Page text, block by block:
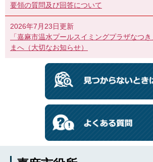
要領の質問及び回答について
2026年7月23日更新
「嘉麻市温水プールスイミングプラザなつ
まへ（大切なお知らせ）